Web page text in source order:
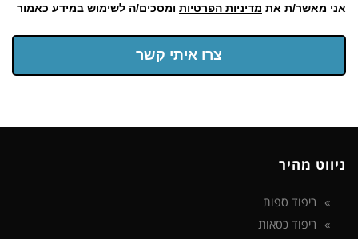
אני מאשר/ת את מדיניות הפרטיות ומסכים/ה לשימוש במידע כאמור
צרו איתי קשר
ניווט מהיר
ריפוד ספות
ריפוד כסאות